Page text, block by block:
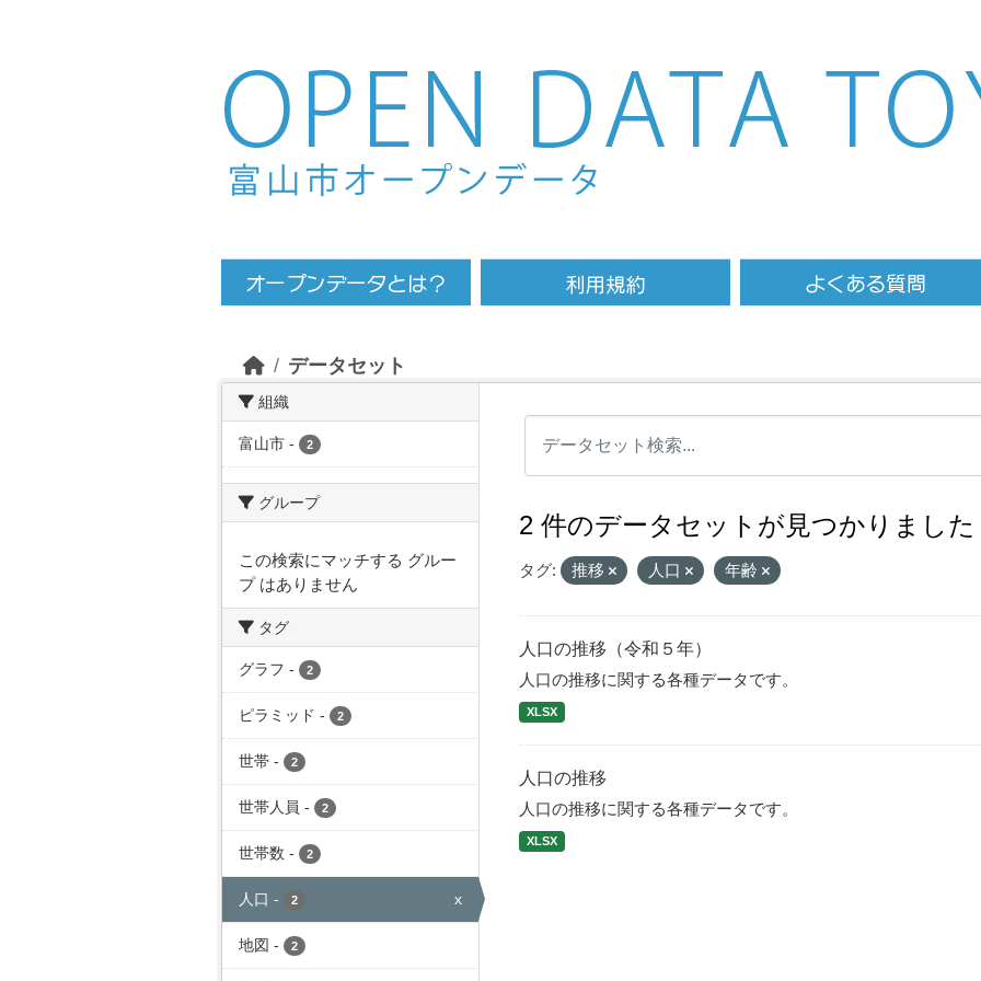
Skip to main content
データセット
組織
富山市 - 2
グループ
この検索にマッチする グルー
プ はありません
タグ
グラフ - 2
ピラミッド - 2
世帯 - 2
世帯人員 - 2
世帯数 - 2
人口 - 2 x
地図 - 2
2 件のデータセットが見つかりました
タグ: 推移 人口 年齢
人口の推移（令和５年）
人口の推移に関する各種データです。
XLSX
人口の推移
人口の推移に関する各種データです。
XLSX